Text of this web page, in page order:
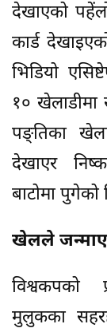
देखाएको
कार्ड
भिडियो
१० खेलाडीमा
पङ्तिका
देखाएर
बाटोमा पुगेको
खेलले
विश्वकपको
मुलुकका